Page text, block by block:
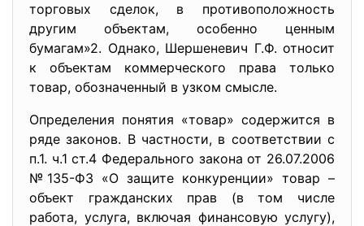
торговых сделок, в противоположность
другим объектам, особенно ценным
бумагам»2. Однако, Шершеневич Г.Ф. относит
к объектам коммерческого права только
товар, обозначенный в узком смысле.
Определения понятия «товар» содержится в
ряде законов. В частности, в соответствии с
п.1. ч.1 ст.4 Федерального закона от 26.07.2006
№135-ФЗ «О защите конкуренции» товар –
объект гражданских прав (в том числе
работа, услуга, включая финансовую услугу),